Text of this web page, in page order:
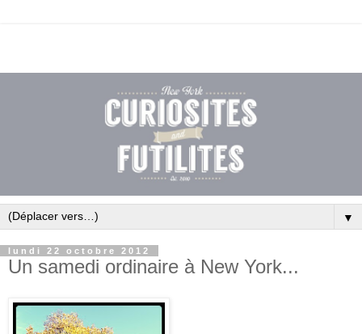
▼
lundi 22 octobre 2012
Un samedi ordinaire à New York...